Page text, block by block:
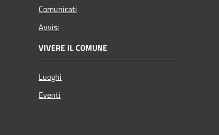
Comunicati
Avvisi
VIVERE IL COMUNE
Luoghi
Eventi